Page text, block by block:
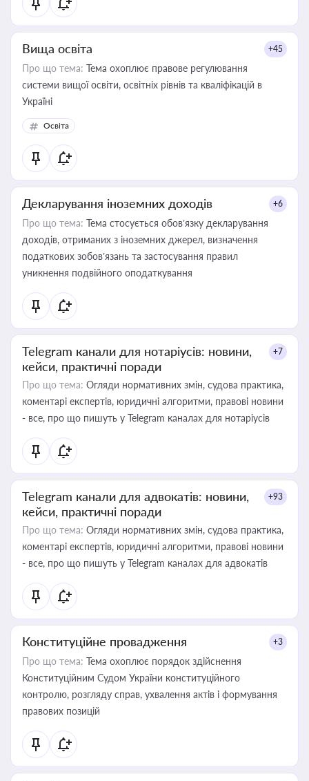
Вища освіта +45
Про що тема: Тема охоплює правове регулювання
системи вищої освіти, освітніх рівнів та кваліфікацій в
Україні
Освіта
Декларування іноземних доходів +6
Про що тема: Тема стосується обов’язку декларування
доходів, отриманих з іноземних джерел, визначення
податкових зобов’язань та застосування правил
уникнення подвійного оподаткування
Telegram канали для нотаріусів: новини,
кейси, практичні поради
+7
Про що тема: Огляди нормативних змін, судова практика,
коментарі експертів, юридичні алгоритми, правові новини
- все, про що пишуть у Telegram каналах для нотаріусів
Telegram канали для адвокатів: новини,
кейси, практичні поради
+93
Про що тема: Огляди нормативних змін, судова практика,
коментарі експертів, юридичні алгоритми, правові новини
- все, про що пишуть у Telegram каналах для адвокатів
Конституційне провадження +3
Про що тема: Тема охоплює порядок здійснення
Конституційним Судом України конституційного
контролю, розгляду справ, ухвалення актів і формування
правових позицій